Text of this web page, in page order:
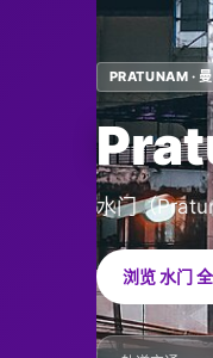
PRATUNAM ·
水门（
浏览 水门